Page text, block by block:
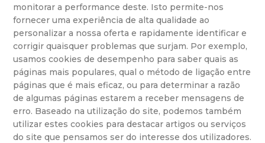
monitorar a performance deste. Isto permite-nos
fornecer uma experiência de alta qualidade ao
personalizar a nossa oferta e rapidamente identificar e
corrigir quaisquer problemas que surjam. Por exemplo,
usamos cookies de desempenho para saber quais as
páginas mais populares, qual o método de ligação entre
páginas que é mais eficaz, ou para determinar a razão
de algumas páginas estarem a receber mensagens de
erro. Baseado na utilização do site, podemos também
utilizar estes cookies para destacar artigos ou serviços
do site que pensamos ser do interesse dos utilizadores.